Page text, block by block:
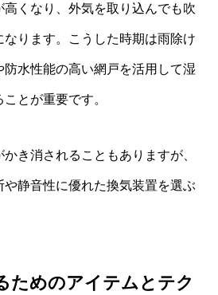
くなり、外気を取り込んでも吹
なります。こうした時期は雨除け
水性能の高い網戸を活用して湿
とが重要です。
き消されることもありますが、
や静音性に優れた換気装置を選ぶ
ためのアイテムとテク